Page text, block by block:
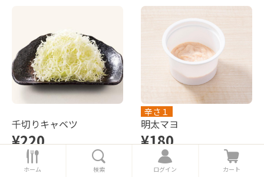
千切りキャベツ
¥220
カート商品追加
辛さ１
明太マヨ
¥180
カート商品追加
ホ
ー
ホーム 索
検索
ロ
グ
ログイン
カ
ー
カート